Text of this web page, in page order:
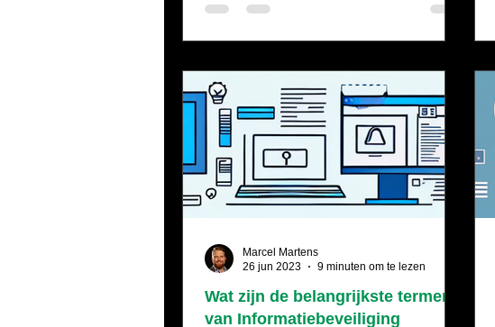
Wat zijn de belangrijkste termen
van Informatiebeveiliging
Marcel Martens
26 jun 2023
9 minuten om te lezen